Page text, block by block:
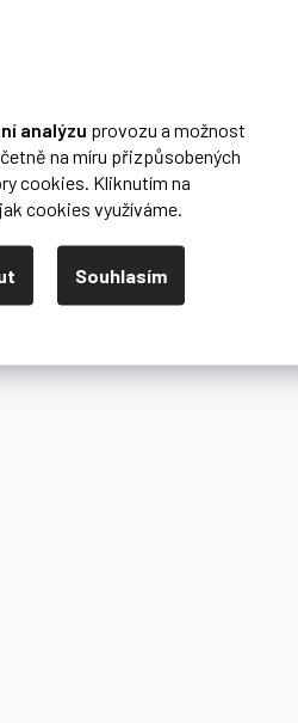
analýzu provozu a možnost
na míru přizpůsobených
cookies. Kliknutím na
cookies využíváme.
Souhlasím